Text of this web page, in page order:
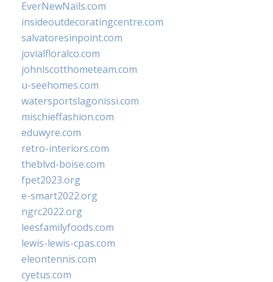
EverNewNails.com
insideoutdecoratingcentre.com
salvatoresinpoint.com
jovialfloralco.com
johnlscotthometeam.com
u-seehomes.com
watersportslagonissi.com
mischieffashion.com
eduwyre.com
retro-interiors.com
theblvd-boise.com
fpet2023.org
e-smart2022.org
ngrc2022.org
leesfamilyfoods.com
lewis-lewis-cpas.com
eleontennis.com
cyetus.com